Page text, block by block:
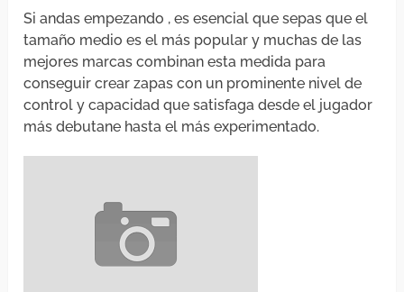
Si andas empezando , es esencial que sepas que el
tamaño medio es el más popular y muchas de las
mejores marcas combinan esta medida para
conseguir crear zapas con un prominente nivel de
control y capacidad que satisfaga desde el jugador
más debutane hasta el más experimentado.